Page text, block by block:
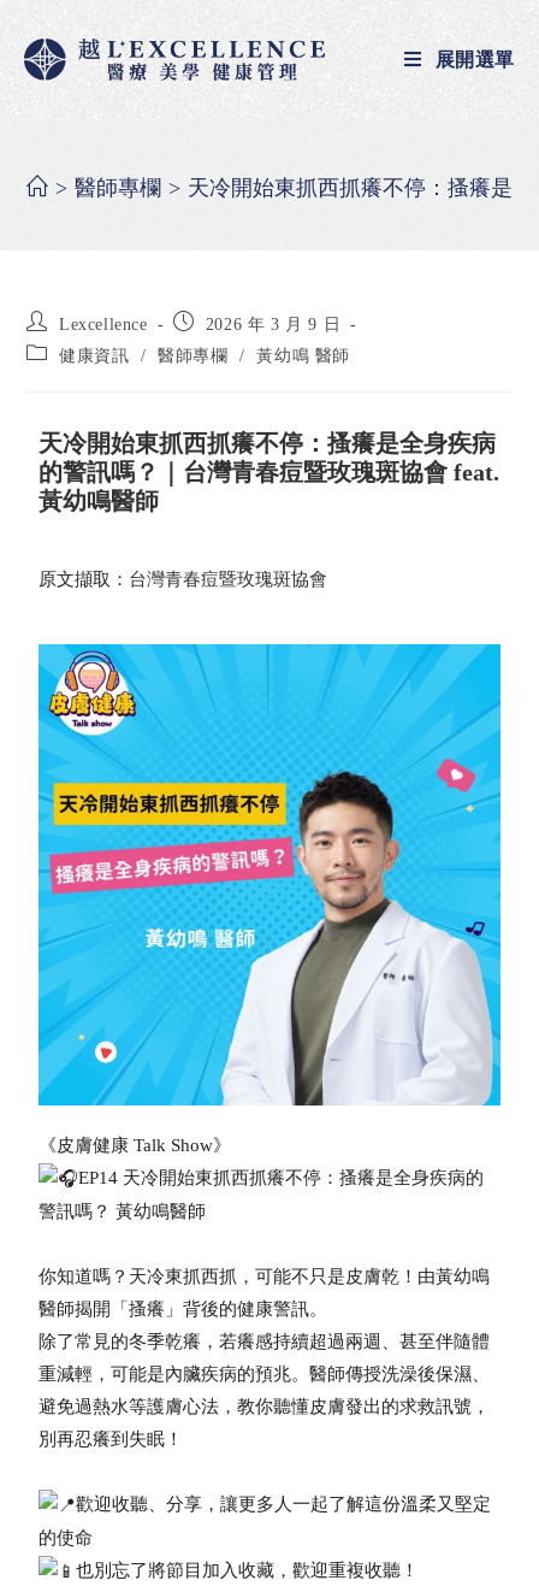
展開選單
> 醫師專欄 > 天冷開始東抓西抓癢不停：搔癢是
Lexcellence
2026 年 3 月 9 日
健康資訊
/ 醫師專欄 / 黃幼鳴 醫師
天冷開始東抓西抓癢不停：搔癢是全身疾病
的警訊嗎？｜台灣青春痘暨玫瑰斑協會 feat.
黃幼鳴醫師
原文擷取： 台灣青春痘暨玫瑰斑協會
《皮膚健康 Talk Show》
EP14 天冷開始東抓西抓癢不停：搔癢是全身疾病的
警訊嗎？ 黃幼鳴醫師
你知道嗎？天冷東抓西抓，可能不只是皮膚乾！由黃幼鳴
醫師揭開「搔癢」背後的健康警訊。
除了常見的冬季乾癢，若癢感持續超過兩週、甚至伴隨體
重減輕，可能是內臟疾病的預兆。醫師傳授洗澡後保濕、
避免過熱水等護膚心法，教你聽懂皮膚發出的求救訊號，
別再忍癢到失眠！
歡迎收聽、分享，讓更多人一起了解這份溫柔又堅定
的使命
也別忘了將節目加入收藏，歡迎重複收聽！